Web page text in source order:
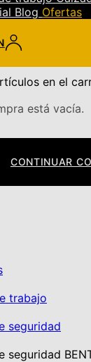
Blog Ofertas
en el
está vacía.
CONTINUAR
trabajo
seguridad
seguridad